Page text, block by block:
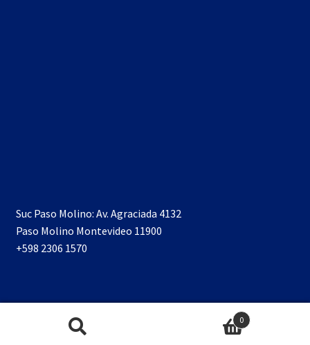
Suc Paso Molino: Av. Agraciada 4132
Paso Molino Montevideo 11900
+598 2306 1570
0